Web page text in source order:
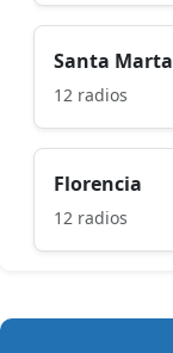
Santa Marta
12 radios
Florencia
12 radios